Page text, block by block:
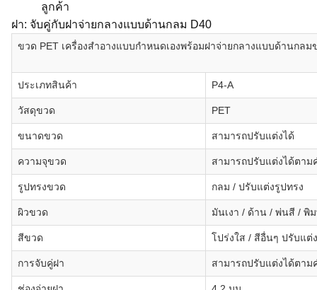
ลูกค้า
ฝา: จับคู่กับฝาจ่ายกลางแบบด้านกลม D40
ขวด PET เครื่องสำอางแบบกำหนดเองพร้อมฝาจ่ายกลางแบบด้านกล
ประเภทสินค้า P4-A
วัสดุขวด PET
ขนาดขวด สามารถปรับแต่งได้
ความจุขวด สามารถปรับแต่งได้ตาม
รูปทรงขวด กลม / ปรับแต่งรูปทรง
ผิวขวด มันเงา / ด้าน / พ่นสี / พิ
สีขวด โปร่งใส / สีอื่นๆ ปรับแต่
การจับคู่ฝา สามารถปรับแต่งได้ตาม